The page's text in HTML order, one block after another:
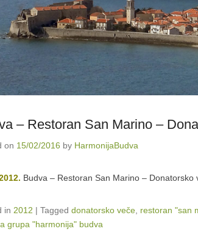
– Restoran San Marino –
on 15/02/2016 by HarmonijaBudva
Budva – Restoran San Marino – Donatorsko
in 2012 | Tagged donatorsko veče restoran "san
grupa "harmonija" budva